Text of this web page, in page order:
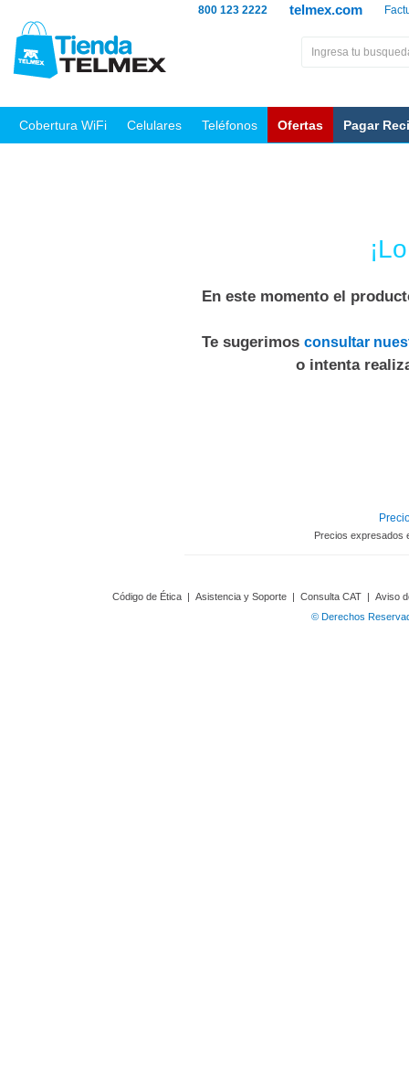
telmex.com
800 123 2222
Cobertura WiFi Celulares Teléfonos Ofertas Pagar
En este momento el
Te sugerimos consultar
o intenta
Precios expresados
Código de Ética | Asistencia y Soporte | Consulta CAT | Aviso
© Derechos